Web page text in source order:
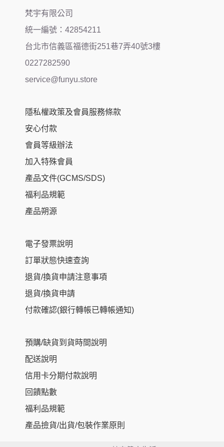
梵宇有限公司
統一編號：42854211
台北市信義區福德街251巷7弄40號3樓
0227282590
service@funyu.store
隱私權政策及會員服務條款
安心付款
會員等級辦法
加入特殊會員
產品文件(GCMS/SDS)
福利品規範
產品朔源
電子發票說明
訂單狀態快速查詢
退貨/換貨申請注意事項
退貨/換貨申請
付款確認(銀行轉帳已轉帳通知)
預購/缺貨到貨時間說明
配送說明
信用卡分期付款說明
回饋點數
福利品規範
產品撿貨/出貨/包裝作業原則
Item added to cart.